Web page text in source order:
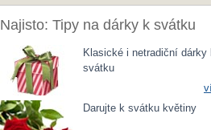
Najisto: Tipy na dárky k svátku
Klasické i netradiční dárky
svátku
Darujte k svátku květiny